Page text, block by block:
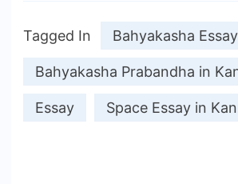
Tagged In Bahyakasha
Bahyakasha Prabandha in
Essay Space Essay in